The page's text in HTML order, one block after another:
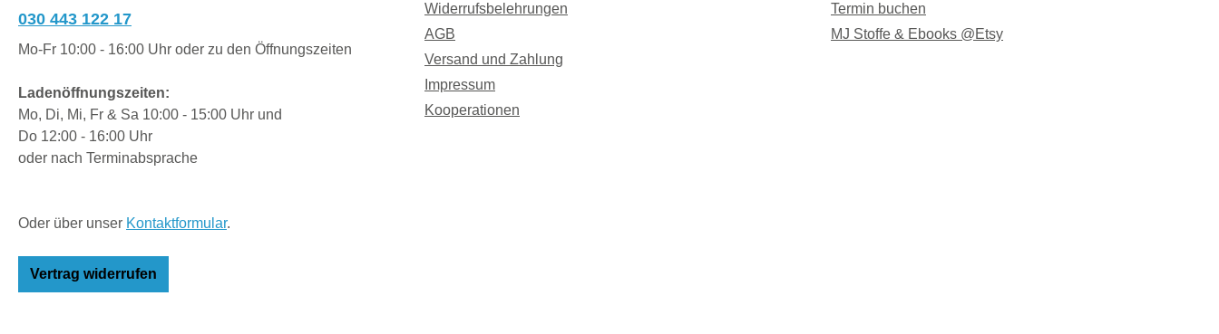
030 443 122 17
Mo-Fr 10:00 - 16:00 Uhr oder zu den Öffnungszeiten
Ladenöffnungszeiten:
Mo, Di, Mi, Fr & Sa 10:00 - 15:00 Uhr und
Do 12:00 - 16:00 Uhr
oder nach Terminabsprache
Oder über unser Kontaktformular.
Vertrag widerrufen
Widerrufsbelehrungen
AGB
Versand und Zahlung
Impressum
Kooperationen
Termin buchen
MJ Stoffe & Ebooks @Etsy